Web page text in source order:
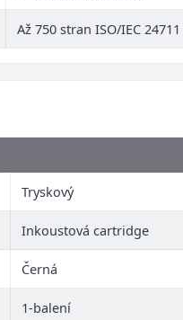
Až 750 stran ISO/IEC 24711
Tryskový
Inkoustová cartridge
Černá
1-balení